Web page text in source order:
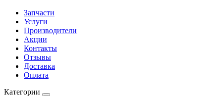
Запчасти
Услуги
Производители
Акции
Контакты
Отзывы
Доставка
Оплата
Категории